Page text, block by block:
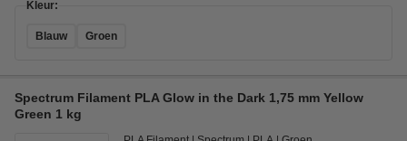
Kleur:
Blauw Groen
Spectrum Filament PLA Glow in the Dark 1,75 mm Yellow
Green 1 kg